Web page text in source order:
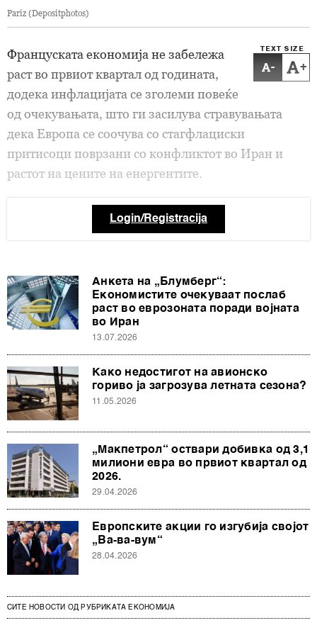
Pariz (Depositphotos)
TEXT SIZE
- +
Француската економија не забележа
раст во првиот квартал од годината,
додека инфлацијата се зголеми повеќе
од очекувањата, што ги засилува стравувањата
дека Европа се соочува со стагфлациски
притисоци поврзани со конфликтот во Иран и
растот на цените на енергентите.
Login/Registracija
Анкета на „Блумберг“:
Економистите очекуваат послаб
раст во еврозоната поради војната
во Иран
13.07.2026
Како недостигот на авионско
гориво ја загрозува летната сезона?
11.05.2026
„Макпетрол“ оствари добивка од 3,1
милиони евра во првиот квартал од
2026.
29.04.2026
Европските акции го изгубија својот
„Ва-ва-вум“
28.04.2026
СИТЕ НОВОСТИ ОД РУБРИКАТА ЕКОНОМИЈА